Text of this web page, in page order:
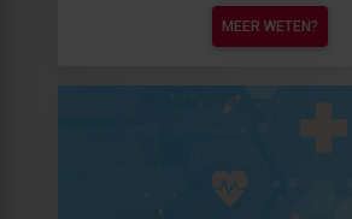
MEER WETEN?